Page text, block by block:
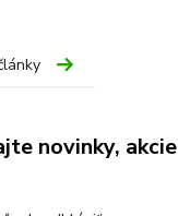
novinky, akcie